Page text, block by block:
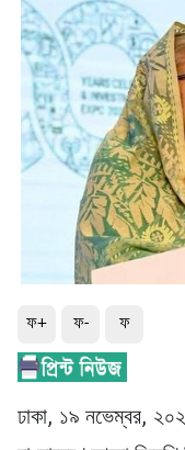
ফ+ ফ- ফ
ঢাকা, ১৯ নভেম্বর,